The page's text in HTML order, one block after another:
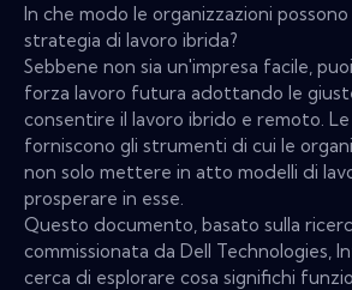
In che modo le organizzazioni
strategia di lavoro ibrida?
Sebbene non sia un'impresa facile,
forza lavoro futura adottando le
consentire il lavoro ibrido e remoto.
forniscono gli strumenti di cui le
non solo mettere in atto modelli di
prosperare in esse.
Questo documento, basato sulla
commissionata da Dell Technologies,
cerca di esplorare cosa significhi